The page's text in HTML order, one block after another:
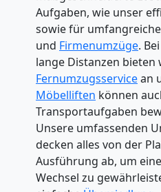
Aufgaben, wie unser
sowie für
und Firmenumzüge.
lange Distanzen bieten
Fernumzugsservicean
Möbelliften können
Transportaufgaben
Unsere umfassenden
decken alles von der
Ausführung ab, um
Wechsel zu